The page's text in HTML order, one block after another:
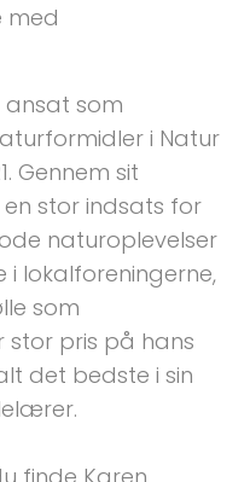
med
som
i Natur
Gennem sit
stor indsats for
naturoplevelser
lokalforeningerne,
som
pris på hans
det bedste i sin